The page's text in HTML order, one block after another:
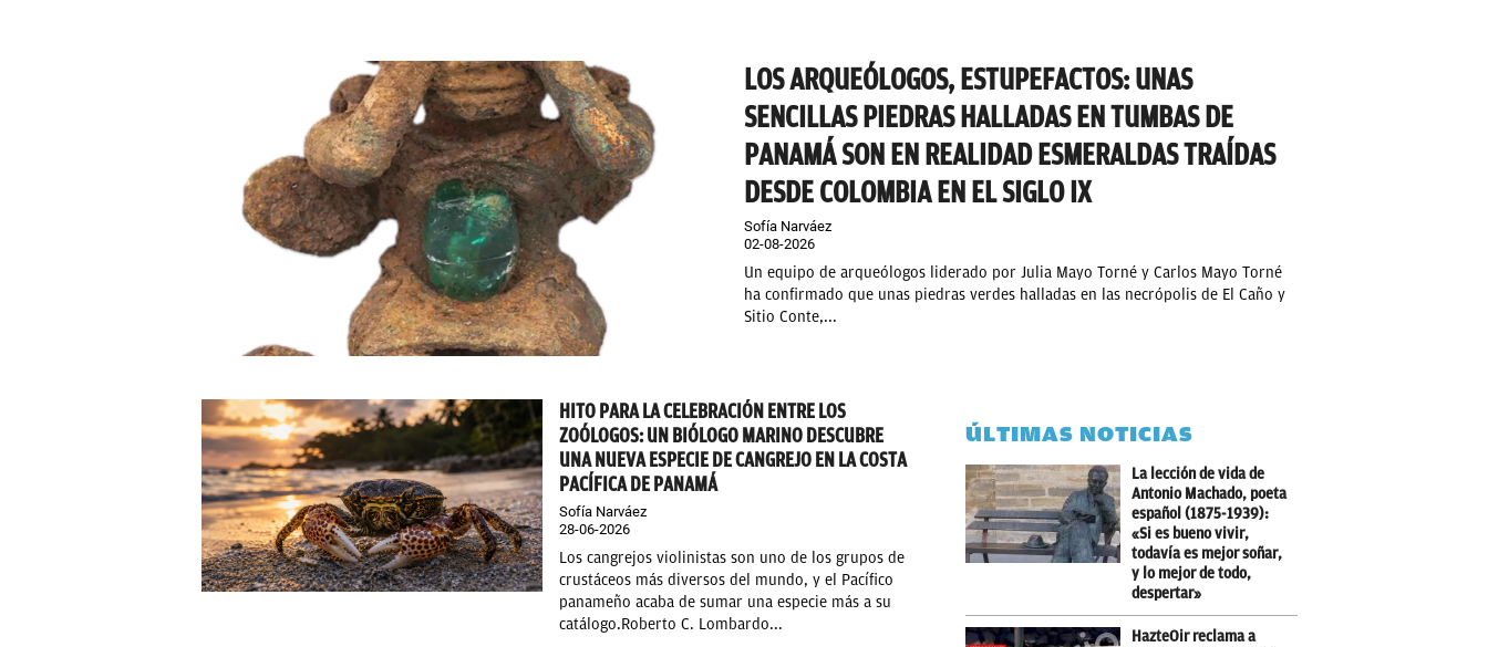
LOS ARQUEÓLOGOS, ESTUPEFACTOS: UNAS
SENCILLAS PIEDRAS HALLADAS EN TUMBAS DE
PANAMÁ SON EN REALIDAD ESMERALDAS TRAÍDAS
DESDE COLOMBIA EN EL SIGLO IX
Sofía Narváez
02-08-2026
Un equipo de arqueólogos liderado por Julia Mayo Torné y Carlos Mayo Torné
ha confirmado que unas piedras verdes halladas en las necrópolis de El Caño y
Sitio Conte,...
HITO PARA LA CELEBRACIÓN ENTRE LOS
ZOÓLOGOS: UN BIÓLOGO MARINO DESCUBRE
UNA NUEVA ESPECIE DE CANGREJO EN LA COSTA
PACÍFICA DE PANAMÁ
Sofía Narváez
28-06-2026
Los cangrejos violinistas son uno de los grupos de
crustáceos más diversos del mundo, y el Pacífico
panameño acaba de sumar una especie más a su
catálogo.Roberto C. Lombardo...
ÚLTIMAS NOTICIAS
La lección de vida de
Antonio Machado, poeta
español (1875-1939):
«Si es bueno vivir,
todavía es mejor soñar,
y lo mejor de todo,
despertar»
HazteOir reclama a